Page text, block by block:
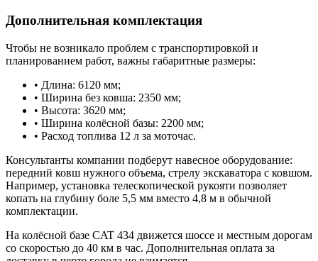
Дополнительная комплектация
Чтобы не возникало проблем с транспортировкой и
планированием работ, важны габаритные размеры:
• Длина: 6120 мм;
• Ширина без ковша: 2350 мм;
• Высота: 3620 мм;
• Ширина колёсной базы: 2200 мм;
• Расход топлива 12 л за моточас.
Консультанты компании подберут навесное оборудование:
передний ковш нужного объема, стрелу экскаватора с ковшом.
Например, установка телескопической рукояти позволяет
копать на глубину боле 5,5 мм вместо 4,8 м в обычной
комплектации.
На колёсной базе CAT 434 движется шоссе и местным дорогам
со скоростью до 40 км в час. Дополнительная оплата за